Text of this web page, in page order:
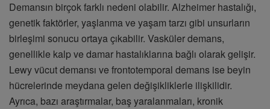
Demansın birçok farklı nedeni olabilir. Alzheimer hastalığı,
genetik faktörler, yaşlanma ve yaşam tarzı gibi unsurların
birleşimi sonucu ortaya çıkabilir. Vasküler demans,
genellikle kalp ve damar hastalıklarına bağlı olarak gelişir.
Lewy vücut demansı ve frontotemporal demans ise beyin
hücrelerinde meydana gelen değişikliklerle ilişkilidir.
Ayrıca, bazı araştırmalar, baş yaralanmaları, kronik